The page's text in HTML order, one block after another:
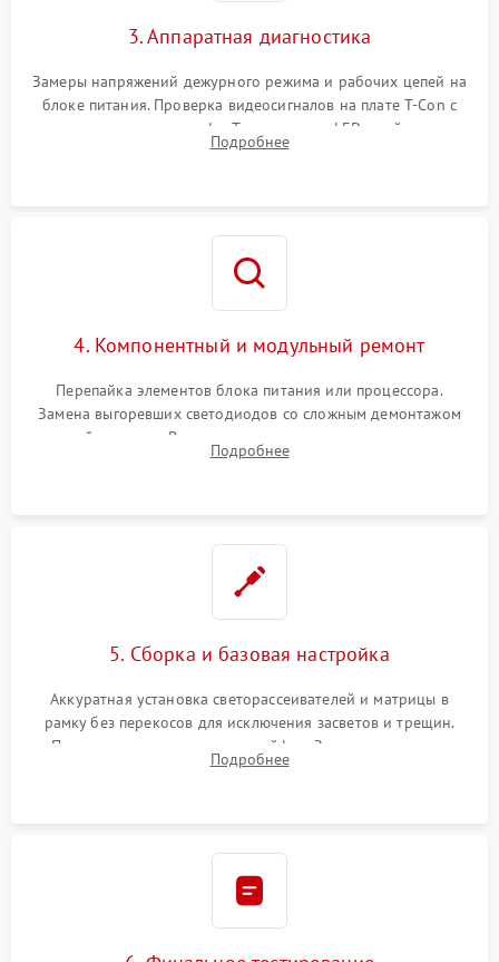
3. Аппаратная диагностика
Замеры напряжений дежурного режима и рабочих цепей на
блоке питания. Проверка видеосигналов на плате T-Con с
помощью осциллографа. Тестирование LED-драйвера и
светодиодных планок подсветки мультиметром.
Подробнее
4. Компонентный и модульный ремонт
Перепайка элементов блока питания или процессора.
Замена выгоревших светодиодов со сложным демонтажом
хрупкой матрицы. Восстановление поврежденных дорожек,
прошивка микросхем памяти EEPROM
Подробнее
5. Сборка и базовая настройка
Аккуратная установка светорассеивателей и матрицы в
рамку без перекосов для исключения засветов и трещин.
Подключение внутренних шлейфов. Закрытие корпуса.
Сброс настроек и обновление программного обеспечения.
Подробнее